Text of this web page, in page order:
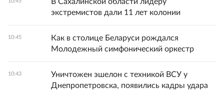
В Сахалинской области лидеру
экстремистов дали 11 лет колонии
10:45
Как в столице Беларуси рождался
Молодежный симфонический оркестр
10:43
Уничтожен эшелон с техникой ВСУ у
Днепропетровска, появились кадры удара